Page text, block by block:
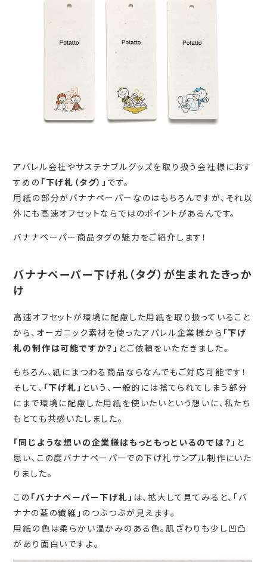
アパレル会社やサステナブルグッズを取り扱う会社様におす
すめの 「下げ札（タグ）」 です。
用紙の部分がバナナペーパーなのはもちろんですが、それ以
外にも高速オフセットならではのポイントがあるんです。
バナナペーパー商品タグの魅力をご紹介します！
バナナペーパー下げ札（タグ）が生まれたきっか
け
高速オフセットが環境に配慮した用紙を取り扱っていること
から、オーガニック素材を使ったアパレル企業様から 「下げ
札の制作は可能ですか？」 とご依頼をいただきました。
もちろん、紙にまつわる商品ならなんでもご対応可能です！
そして、 「下げ札」 という、一般的には捨てられてしまう部分
にまで環境に配慮した用紙を使いたいという想いに、私たち
もとても共感いたしました。
「同じような想いの企業様はもっともっといるのでは？」 と
思い、この度バナナペーパーでの下げ札サンプル制作にいた
りました。
この 「バナナペーパー下げ札」 は、拡大して見てみると、「バ
ナナの茎の繊維」のつぶつぶが見えます。
用紙の色は柔らかい温かみのある色。肌ざわりも少し凹凸
があり面白いですよ。